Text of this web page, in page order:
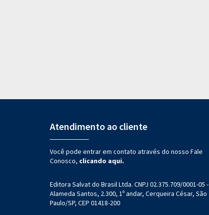
Atendimento ao cliente
Você pode entrar em contato através do nosso Fale
Conosco, clicando aqui.
Editora Salvat do Brasil Ltda. CNPJ 02.375.709/0001-05 -
Alameda Santos, 2.300, 1º andar, Cerqueira César, São
Paulo/SP, CEP 01418-200